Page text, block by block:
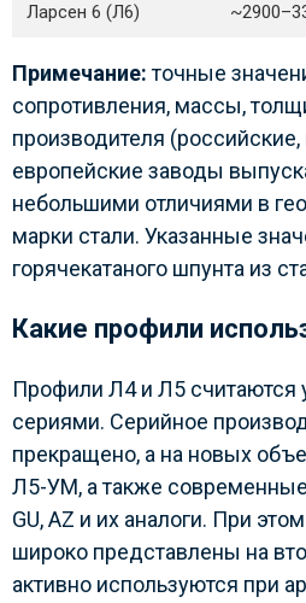
Ларсен 6 (Л6)
Примечание:точные
сопротивления, массы,
производителя (российские,
европейские заводы
небольшими отличиями в
марки стали. Указанные
горячекатаного шпунта из
Какие профили
Профили Л4 и Л5 считаются
сериями. Серийное
прекращено, а на новых
Л5-УМ, а также
GU, AZ и их аналоги. При
широко представлены на
активно используются при